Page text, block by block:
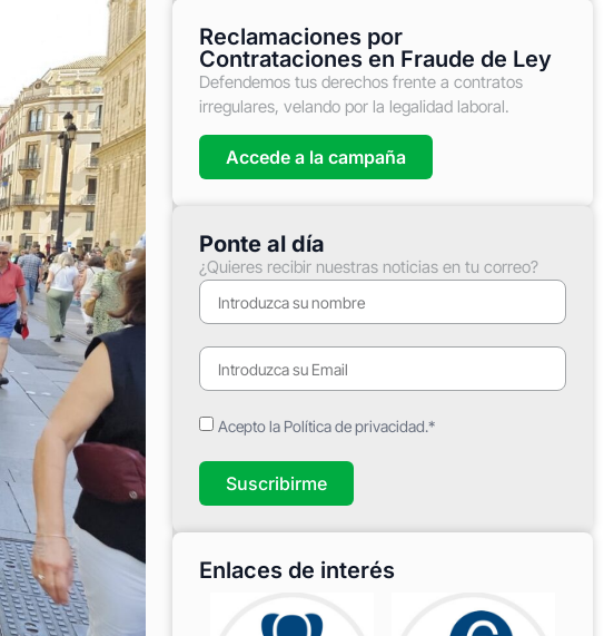
Reclamaciones por
Contrataciones en Fraude de Ley
Defendemos tus derechos frente a contratos
irregulares, velando por la legalidad laboral.
Accede a la campaña
Ponte al día
¿Quieres recibir nuestras noticias en tu correo?
Acepto la Política de privacidad.*
Suscribirme
Enlaces de interés